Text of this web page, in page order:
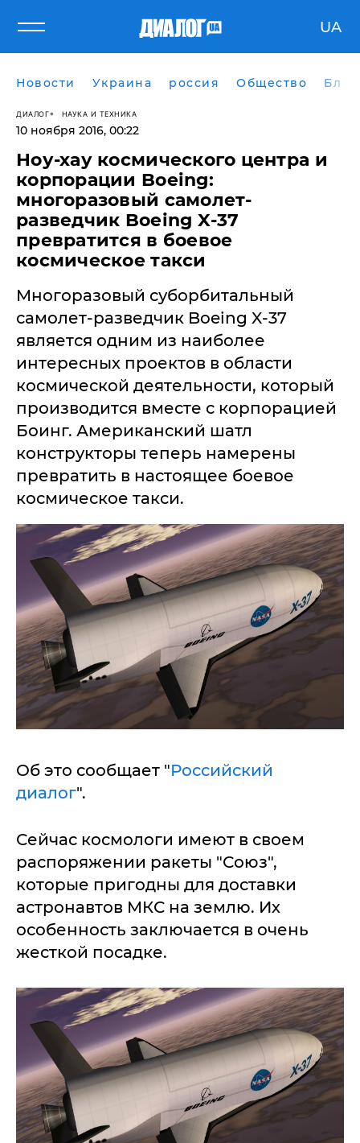
UA
Новости Украина россия Общество
ДИАЛОГ НАУКА И ТЕХНИКА
10 ноября 2016, 00:22
Ноу-хау космического центра и
корпорации Boeing:
многоразовый самолет-
разведчик Boeing X-37
превратится в боевое
космическое такси
Многоразовый суборбитальный
самолет-разведчик Boeing X-37
является одним из наиболее
интересных проектов в области
космической деятельности, который
производится вместе с корпорацией
Боинг. Американский шатл
конструкторы теперь намерены
превратить в настоящее боевое
космическое такси.
Об это сообщает "Российский
диалог".
Сейчас космологи имеют в своем
распоряжении ракеты "Союз",
которые пригодны для доставки
астронавтов МКС на землю. Их
особенность заключается в очень
жесткой посадке.